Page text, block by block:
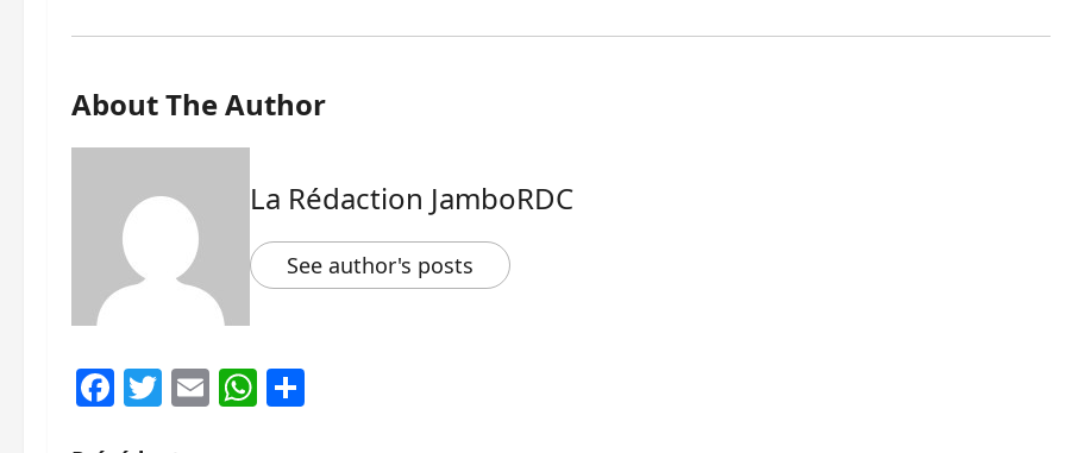
About The Author
La Rédaction JamboRDC
See author's posts
Facebook
Twitter
EmailWhatsApp